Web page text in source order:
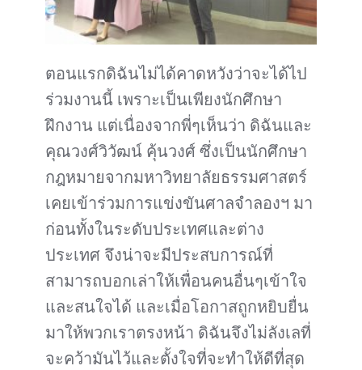
ตอนแรกดิฉันไม่ได้คาดหวังว่าจะได้ไป
ร่วมงานนี้ เพราะเป็นเพียงนักศึกษา
ฝึกงาน แต่เนื่องจากพี่ๆเห็นว่า ดิฉันและ
คุณวงศ์วิวัฒน์ คุ้นวงศ์ ซึ่งเป็นนักศึกษา
กฎหมายจากมหาวิทยาลัยธรรมศาสตร์
เคยเข้าร่วมการแข่งขันศาลจำลองฯ มา
ก่อนทั้งในระดับประเทศและต่าง
ประเทศ จึงน่าจะมีประสบการณ์ที่
สามารถบอกเล่าให้เพื่อนคนอื่นๆเข้าใจ
และสนใจได้ และเมื่อโอกาสถูกหยิบยื่น
มาให้พวกเราตรงหน้า ดิฉันจึงไม่ลังเลที่
จะคว้ามันไว้และตั้งใจที่จะทำให้ดีที่สุด